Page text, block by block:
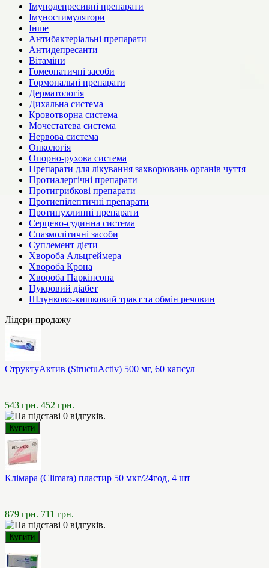
Імунодепресивні препарати
Імуностимулятори
Інше
Антибактеріальні препарати
Антидепресанти
Вітаміни
Гомеопатичні засоби
Гормональні препарати
Дерматологія
Дихальна система
Кровотворна система
Мочестатева система
Нервова система
Онкологія
Опорно-рухова система
Препарати для лікування захворювань органів чуття
Протиалергічні препарати
Протигрибкові препарати
Протиепілептичні препарати
Протипухлинні препарати
Серцево-судинна система
Спазмолітичні засоби
Суплемент дієти
Хвороба Альцгеймера
Хвороба Крона
Хвороба Паркінсона
Цукровий діабет
Шлунково-кишковий тракт та обмін речовин
Лідери продажу
СтруктуАктив (StructuActiv) 500 мг, 60 капсул
543 грн. 452 грн.
Клімара (Climara) пластир 50 мкг/24год, 4 шт
879 грн. 711 грн.